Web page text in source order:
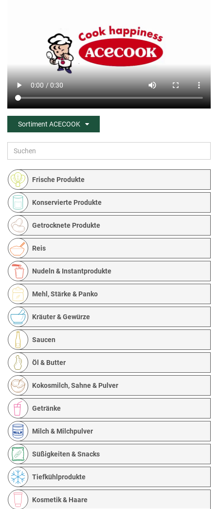
Frische Produkte
Konservierte Produkte
Getrocknete Produkte
Reis
Nudeln & Instantprodukte
Mehl, Stärke & Panko
Kräuter & Gewürze
Saucen
Öl & Butter
Kokosmilch, Sahne & Pulver
Getränke
Milch & Milchpulver
Süßigkeiten & Snacks
Tiefkühlprodukte
Kosmetik & Haare
Sortiment ACECOOK